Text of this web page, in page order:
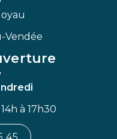
Vendée
à 17h30